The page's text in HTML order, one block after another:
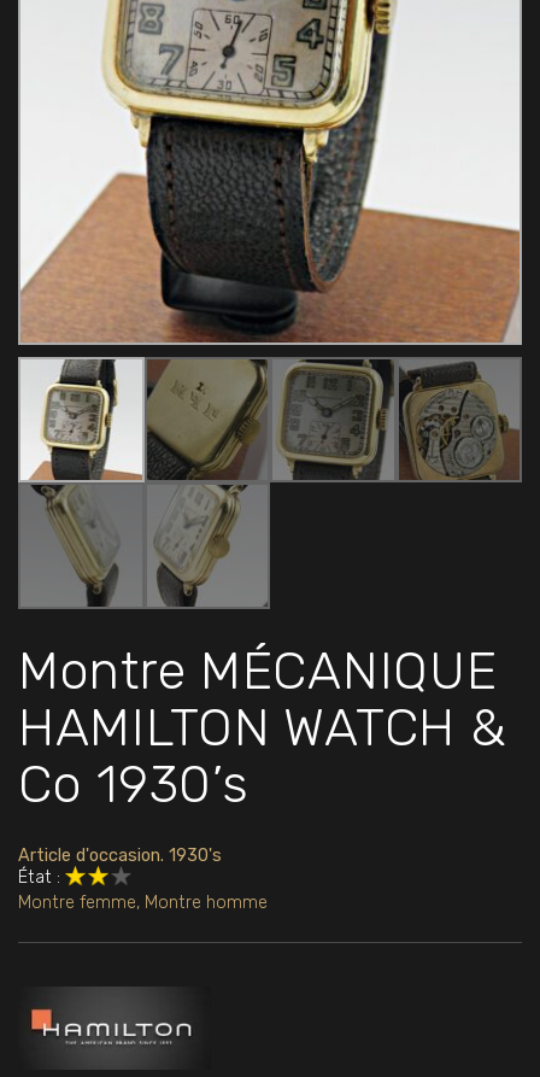
Montre MÉCANIQUE
HAMILTON WATCH &
Co 1930’s
Article d'occasion. 1930's
État :
Montre femme, Montre homme